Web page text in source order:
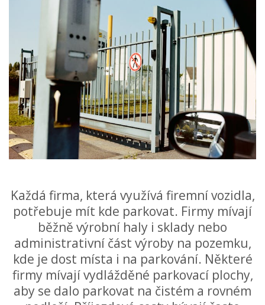
Každá firma, která využívá firemní vozidla,
potřebuje mít kde parkovat. Firmy mívají
běžně výrobní haly i sklady nebo
administrativní část výroby na pozemku,
kde je dost místa i na parkování. Některé
firmy mívají vydlážděné parkovací plochy,
aby se dalo parkovat na čistém a rovném